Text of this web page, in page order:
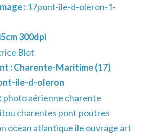
: 17pont-ile-d-oleron-1-
300dpi
Blot
:Charente-Maritime (17)
ile-d-oleron
photo aérienne charente
charentes pont poutres
ocean atlantique ile ouvrage art